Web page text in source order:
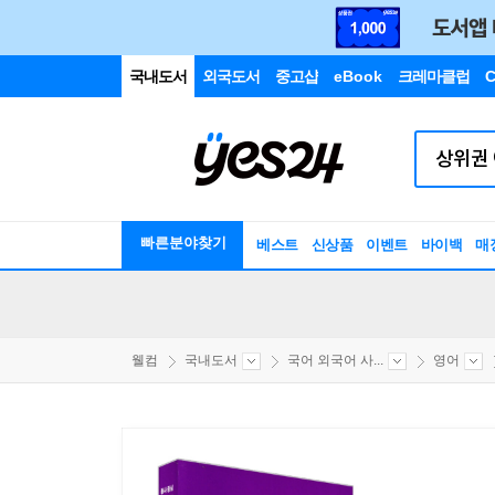
국내도서 외국도서 중고샵 eBook 크레마클럽
빠른분야찾기 베스트 신상품 이벤트 바이백 매
웰컴 국내도서 국어 외국어 사... 영어